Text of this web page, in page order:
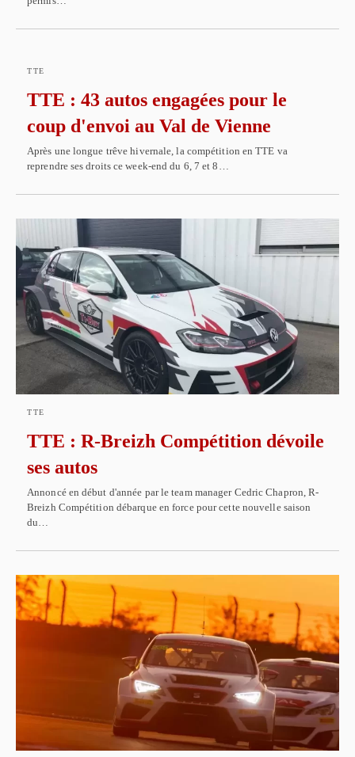
TTE
TTE : 43 autos engagées pour le
coup d'envoi au Val de Vienne
Après une longue trêve hivernale, la compétition en TTE va
reprendre ses droits ce week-end du 6, 7 et 8…
TTE
TTE : R-Breizh Compétition dévoile
ses autos
Annoncé en début d'année par le team manager Cedric Chapron, R-
Breizh Compétition débarque en force pour cette nouvelle saison
du…